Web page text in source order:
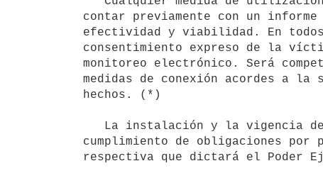
contar previamente con un
efectividad y viabilidad. En
consentimiento expreso de la
monitoreo electrónico. Será
medidas de conexión acordes a
hechos. (*)
cumplimiento de obligaciones
respectiva que dictará el Poder